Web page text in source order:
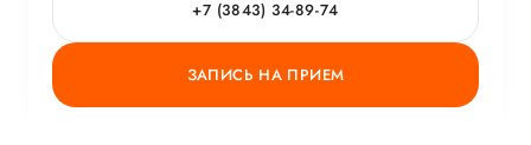
+7 (3843) 34-89-74
ЗАПИСЬ НА ПРИЕМ